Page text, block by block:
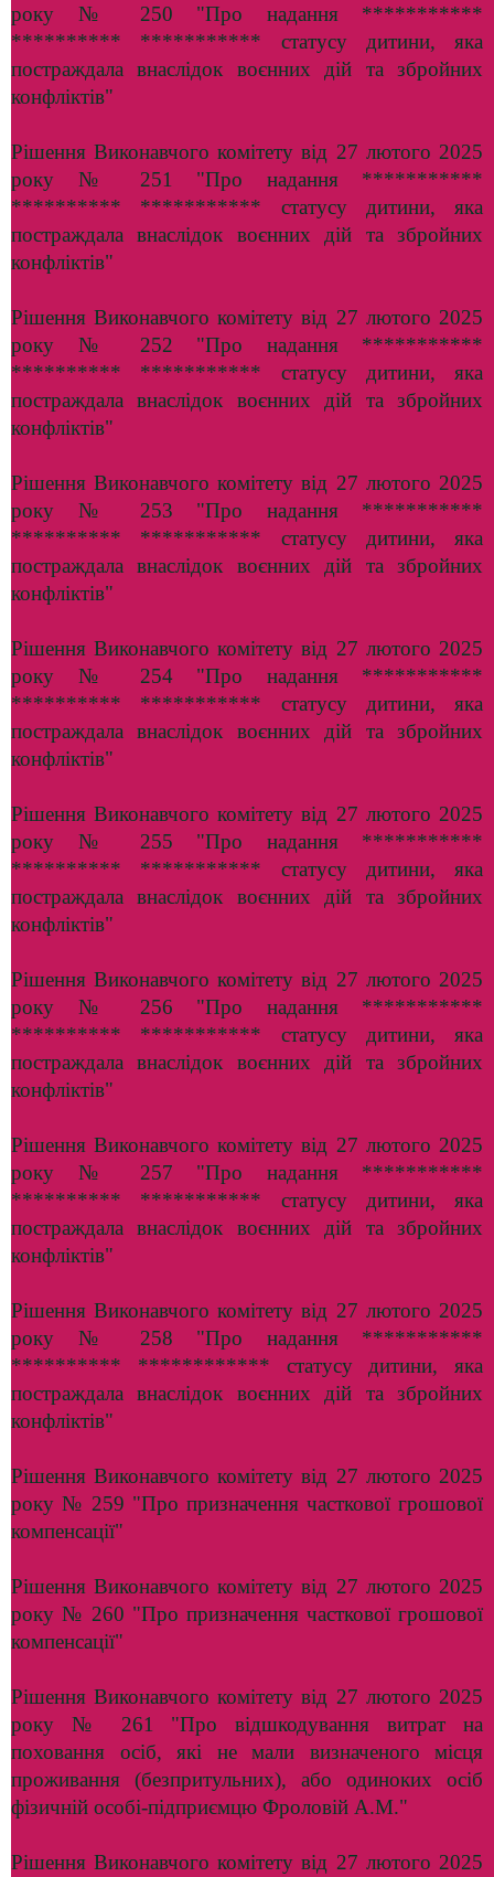
року № 250 "Про надання ***********
********** *********** статусу дитини, яка
постраждала внаслідок воєнних дій та збройних
конфліктів"
Рішення Виконавчого комітету від 27 лютого 2025
року № 251 "Про надання ***********
********** *********** статусу дитини, яка
постраждала внаслідок воєнних дій та збройних
конфліктів"
Рішення Виконавчого комітету від 27 лютого 2025
року № 252 "Про надання ***********
********** *********** статусу дитини, яка
постраждала внаслідок воєнних дій та збройних
конфліктів"
Рішення Виконавчого комітету від 27 лютого 2025
року № 253 "Про надання ***********
********** *********** статусу дитини, яка
постраждала внаслідок воєнних дій та збройних
конфліктів"
Рішення Виконавчого комітету від 27 лютого 2025
року № 254 "Про надання ***********
********** *********** статусу дитини, яка
постраждала внаслідок воєнних дій та збройних
конфліктів"
Рішення Виконавчого комітету від 27 лютого 2025
року № 255 "Про надання ***********
********** *********** статусу дитини, яка
постраждала внаслідок воєнних дій та збройних
конфліктів"
Рішення Виконавчого комітету від 27 лютого 2025
року № 256 "Про надання ***********
********** *********** статусу дитини, яка
постраждала внаслідок воєнних дій та збройних
конфліктів"
Рішення Виконавчого комітету від 27 лютого 2025
року № 257 "Про надання ***********
********** *********** статусу дитини, яка
постраждала внаслідок воєнних дій та збройних
конфліктів"
Рішення Виконавчого комітету від 27 лютого 2025
року № 258 "Про надання ***********
********** ************ статусу дитини, яка
постраждала внаслідок воєнних дій та збройних
конфліктів"
Рішення Виконавчого комітету від 27 лютого 2025
року № 259 "Про призначення часткової грошової
компенсації"
Рішення Виконавчого комітету від 27 лютого 2025
року № 260 "Про призначення часткової грошової
компенсації"
Рішення Виконавчого комітету від 27 лютого 2025
року № 261 "Про відшкодування витрат на
поховання осіб, які не мали визначеного місця
проживання (безпритульних), або одиноких осіб
фізичній особі-підприємцю Фроловій А.М."
Рішення Виконавчого комітету від 27 лютого 2025